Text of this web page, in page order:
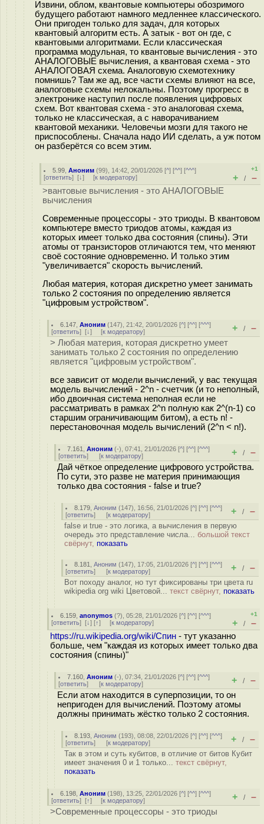
Извини, облом, квантовые компьютеры обозримого
будущего работают намного медленнее классического.
Они пригоден только для задач, для которых
квантовый алгоритм есть. А затык - вот он где, с
квантовыми алгоритмами. Если классическая
программа модульная, то квантовые вычисления - это
АНАЛОГОВЫЕ вычисления, а квантовая схема - это
АНАЛОГОВАЯ схема. Аналоговую схемотехнику
помнишь? Там же ад, все части схемы влияют на все,
аналоговые схемы нелокальны. Поэтому прогресс в
электронике наступил после появления цифровых
схем. Вот квантовая схема - это аналоговая схема,
только не классическая, а с наворачиванием
квантовой механики. Человечьи мозги для такого не
приспособлены. Сначала надо ИИ сделать, а уж потом
он разберётся со всем этим.
5.99 ,Аноним (99), 14:42, 20/01/2026 [^] [^^] [^^^]
[ответить] [↓] [к модератору]
+1
+ / –
>вантовые вычисления - это АНАЛОГОВЫЕ
вычисления
Современные процессоры - это триоды. В квантовом
компьютере вместо триодов атомы, каждая из
которых имеет только два состояния (спины). Эти
атомы от транзисторов отличаются тем, что меняют
своё состояние одновременно. И только этим
"увеличивается" скорость вычислений.
Любая материя, которая дискретно умеет занимать
только 2 состояния по определению является
"цифровым устройством".
6.147 ,Аноним (147), 21:42, 20/01/2026 [^] [^^] [^^^]
[ответить] [↓] [к модератору] + / –
> Любая материя, которая дискретно умеет
занимать только 2 состояния по определению
является "цифровым устройством".
все зависит от модели вычислений, у вас текущая
модель вычислений - 2^n - счетчик (и то неполный,
ибо двоичная система неполная если не
рассматривать в рамках 2^n полную как 2^(n-1) со
старшим ограничивающим битом), а есть n! -
перестановочная модель вычислений (2^n < n!).
7.161 ,Аноним (-), 07:41, 21/01/2026 [^] [^^] [^^^]
[ответить] [к модератору] + / –
Дай чёткое определение цифрового устройства.
По сути, это разве не материя принимающия
только два состояния - false и true?
8.179 ,Аноним (147), 16:56, 21/01/2026 [^] [^^] [^^^]
[ответить] [к модератору] + / –
false и true - это логика, а вычисления в первую
очередь это представление числа... большой текст
свёрнут, показать
8.181 ,Аноним (147), 17:05, 21/01/2026 [^] [^^] [^^^]
[ответить] [к модератору] + / –
Вот походу аналог, но тут фиксированы три цвета ru
wikipedia org wiki Цветовой... текст свёрнут, показать
6.159 ,anonymos (?), 05:28, 21/01/2026 [^] [^^] [^^^]
[ответить] [↓] [↑] [к модератору]
+1
+ / –
https://ru.wikipedia.org/wiki/Спин - тут указанно
больше, чем "каждая из которых имеет только два
состояния (спины)"
7.160 ,Аноним (-), 07:34, 21/01/2026 [^] [^^] [^^^]
[ответить] [к модератору] + / –
Если атом находится в суперпозиции, то он
непригоден для вычислений. Поэтому атомы
должны принимать жёстко только 2 состояния.
8.193 ,Аноним (193), 08:08, 22/01/2026 [^] [^^] [^^^]
[ответить] [к модератору] + / –
Так в этом и суть кубитов, в отличие от битов Кубит
имеет значения 0 и 1 только... текст свёрнут,
показать
6.198 ,Аноним (198), 13:25, 22/01/2026 [^] [^^] [^^^]
[ответить] [↑] [к модератору] + / –
>Современные процессоры - это триоды